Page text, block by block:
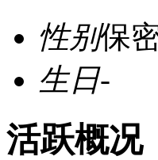
性别保
生日-
活跃概况